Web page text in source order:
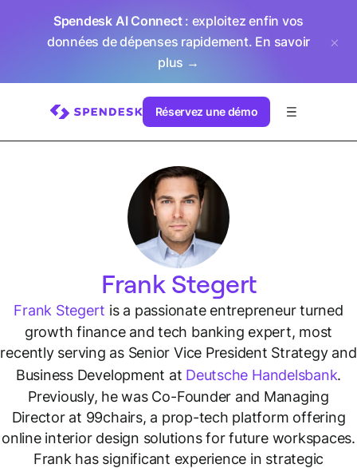
Spendesk AI Connect: exploitez enfin vos
données de dépenses rapidement. En savoir
plus →
Réservez une démo
Frank Stegert
Frank Stegert is a passionate entrepreneur turned
growth finance and tech banking expert, most
recently serving as Senior Vice President Strategy and
Business Development at Deutsche Handelsbank.
Previously, he was Co-Founder and Managing
Director at 99chairs, a prop-tech platform offering
online interior design solutions for future workspaces.
Frank has significant experience in strategic